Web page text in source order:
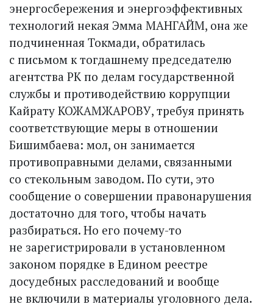
энергосбережения и энергоэффективных
технологий некая Эмма МАНГАЙМ, она же
подчиненная Токмади, обратилась
с письмом к тогдашнему председателю
агентства РК по делам государственной
службы и противодействию коррупции
Кайрату КОЖАМЖАРОВУ, требуя принять
соответствующие меры в отношении
Бишимбаева: мол, он занимается
противоправными делами, связанными
со стекольным заводом. По сути, это
сообщение о совершении правонарушения
достаточно для того, чтобы начать
разбираться. Но его почему-то
не зарегистрировали в установленном
законом порядке в Едином реестре
досудебных расследований и вообще
не включили в материалы уголовного дела.